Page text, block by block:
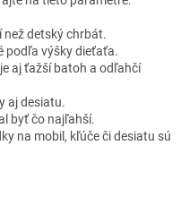
než detský chrbát.
podľa výšky dieťaťa.
aj ťažší batoh a odľahčí
aj desiatu.
byť čo najľahší.
na mobil, kľúče či desiatu sú